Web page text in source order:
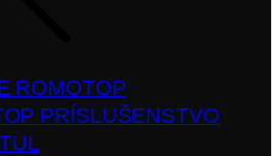
ROMOTOP
PRÍSLUŠENSTVO